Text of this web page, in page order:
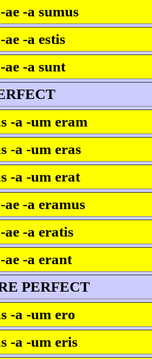
ae -a sumus
ae -a estis
ae -a sunt
-a -um eram
-a -um eras
-a -um erat
ae -a eramus
ae -a eratis
ae -a erant
PERFECT
-a -um ero
-a -um eris